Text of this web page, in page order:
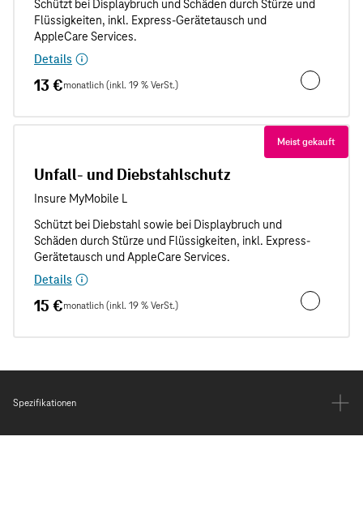
Details
13 €monatlich (inkl. 19 % VerSt.)
Meist gekauft
Unfall- und Diebstahlschutz
Details
15 €monatlich (inkl. 19 % VerSt.) Unfall- und
Spezifikationen